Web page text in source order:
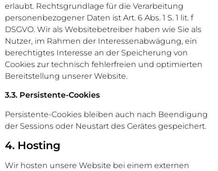
erlaubt. Rechtsgrundlage für die Verarbeitung
personenbezogener Daten ist Art. 6 Abs. 1 S. 1 lit. f
DSGVO. Wir als Websitebetreiber haben wie Sie als
Nutzer, im Rahmen der Interessenabwägung, ein
berechtigtes Interesse an der Speicherung von
Cookies zur technisch fehlerfreien und optimierten
Bereitstellung unserer Website.
3.3. Persistente-Cookies
Persistente-Cookies bleiben auch nach Beendigung
der Sessions oder Neustart des Gerätes gespeichert.
4. Hosting
Wir hosten unsere Website bei einem externen